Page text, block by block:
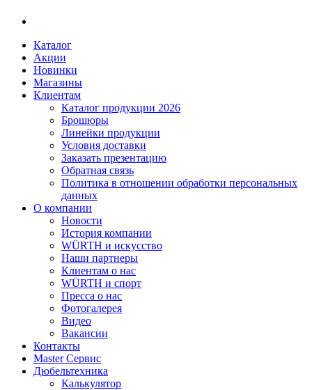
Каталог
Акции
Новинки
Магазины
Клиентам
Каталог продукции 2026
Брошюры
Линейки продукции
Условия доставки
Заказать презентацию
Обратная связь
Политика в отношении обработки персональных
данных
О компании
Новости
История компании
WÜRTH и искусство
Наши партнеры
Клиентам о нас
WÜRTH и спорт
Пресса о нас
Фотогалерея
Видео
Вакансии
Контакты
Master Сервис
Дюбельтехника
Калькулятор